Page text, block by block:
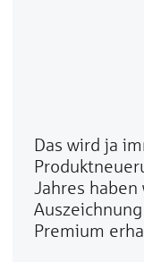
Das wird ja
Jahres
Premium